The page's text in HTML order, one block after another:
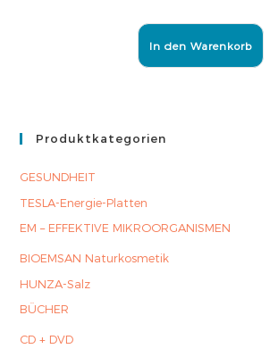
In den Warenkorb
Produktkategorien
GESUNDHEIT
TESLA-Energie-Platten
EM – EFFEKTIVE MIKROORGANISMEN
BIOEMSAN Naturkosmetik
HUNZA-Salz
BÜCHER
CD + DVD